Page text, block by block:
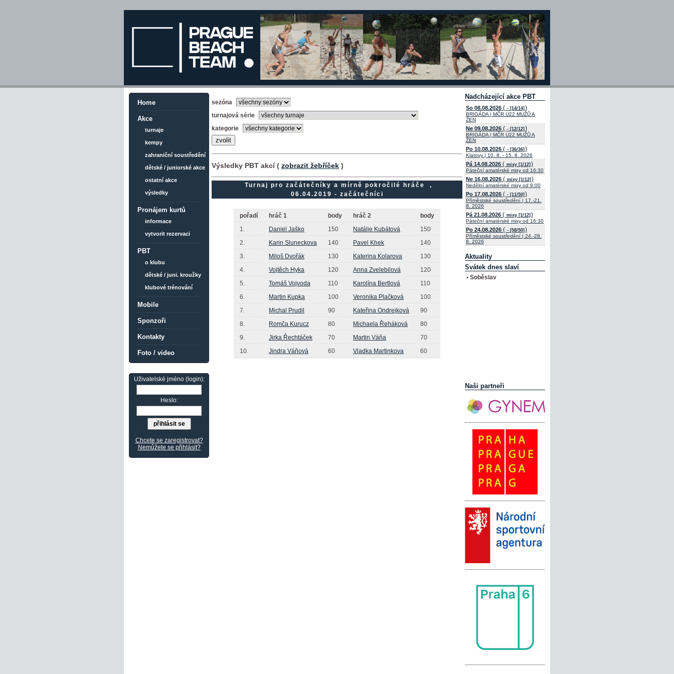
Home
Akce
turnaje
kempy
zahraniční soustředění
dětské / juniorské akce
ostatní akce
výsledky
Pronájem kurtů
informace
vytvorit rezervaci
PBT
o klubu
dětské / juni. kroužky
klubové trénování
Mobile
Sponzoři
Kontakty
Foto / video
Uživatelské jméno (login):
Heslo:
Chcete se zaregistrovat?
Nemůžete se přihlásit?
sezóna
turnajová série
kategorie
Výsledky PBT akcí ( zobrazit žebříček )
Turnaj pro začátečníky a mírně pokročilé hráče ,
06.04.2019 - začátečníci
pořadí hráč 1 body hráč 2
body
1.
Daniel Jaško 150 Natálie Kubátová
150
2.
Karin Sluneckova 140 Pavel Khek
140
3.
Miloš Dvořák 130 Katerina Kolarova
130
4.
Vojtěch Hyka 120 Anna Zvelebilová
120
5.
Tomáš Vojvoda 110 Karolína Bertlová
110
6.
Martin Kupka 100 Veronika Plačková
100
7.
Michal Prudil 90 Kateřina Ondrejková
90
8.
Romča Kurucz 80 Michaela Řeháková
80
9.
Jirka Řechtáček 70 Martin Váňa
70
10.
Jindra Váňová 60 Vladka Martinkova 60
Nadcházející akce PBT
So 08.08.2026 ( - [14/14] )
BRIGÁDA | MČR U22 MUŽŮ A
ŽEN
Ne 09.08.2026 ( - [12/12] )
BRIGÁDA | MČR U22 MUŽŮ A
ŽEN
Po 10.08.2026 ( - [36/36] )
Klatovy | 10. 8. - 15. 8. 2026
Pá 14.08.2026 ( mixy [1/12] )
Páteční amatérské mixy od 16:30
Ne 16.08.2026 ( mixy [1/12] )
Nedělní amatérské mixy od 9:00
Po 17.08.2026 ( - [11/50] )
Příměstské soustředění | 17.-21.
8. 2026
Pá 21.08.2026 ( mixy [1/12] )
Páteční amatérské mixy od 16:30
Po 24.08.2026 ( - [58/50] )
Příměstské soustředění | 24.-28.
8. 2026
Aktuality
Svátek dnes slaví
• Soběslav
Naši partneři